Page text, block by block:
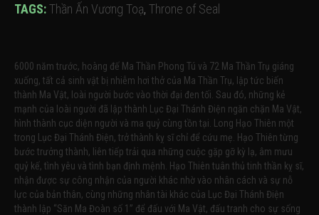
TAGS:Thần Ấn Vương Toạ, Throne of Seal
6000 năm trước, hoàng đế Ma Thần Phong Tú và 72 Ma Thần Trụ giáng
xuống, tất cả sinh vật bị nhiễm hơi thở của Ma Thần Trụ, lập tức biến
thành Ma Vật, loài người bước vào thời đại đen tối. Sau đó, những kẻ
mạnh của loài người đã lập thành Lục Đại Thánh Điện ngăn chặn Ma Vật,
hình thành cục diện người và ma quỷ cùng tồn tại. Long Hạo Thiên một
trong Lục Đại Thánh Điện, trở thành kỵ sĩ chỉ để cứu mẹ. Hạo Thiên từng
bước trưởng thành, liên tiếp trải qua những cuộc gặp gỡ kỳ lạ, âm mưu
quỷ kế, tình yêu và tình bạn định mệnh. Hạo Thiên tuân thủ tinh thần kỵ sĩ,
nhận được sự công nhận của người khác nhờ vào nhân cách và sự nỗ
lực của bản thân, cùng những nhân tài khác của Lục Đại Thánh Điện
thành lập “Săn Ma Đoàn số 1” để đấu với Ma Vật, đấu tranh cho sự sống